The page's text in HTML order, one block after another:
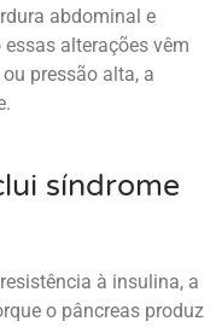
abdominal e
alterações vêm
pressão alta, a
síndrome
à insulina, a
o pâncreas produz